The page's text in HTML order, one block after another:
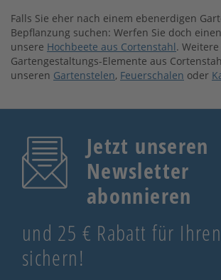
Falls Sie eher nach einem ebenerdigen
Bepflanzung suchen: Werfen Sie doch
unsere Hochbeete aus Cortenstahl.
Gartengestaltungs-Elemente aus
unseren Gartenstelen, Feuerschalen oder
Jetzt unseren
Newsletter
abonnieren
und 25 € Rabatt für
sichern!